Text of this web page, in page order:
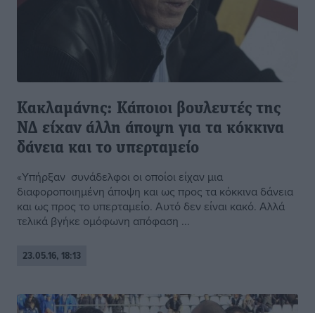
Κακλαμάνης: Κάποιοι βουλευτές της
ΝΔ είχαν άλλη άποψη για τα κόκκινα
δάνεια και το υπερταμείο
«Υπήρξαν συνάδελφοι οι οποίοι είχαν μια
διαφοροποιημένη άποψη και ως προς τα κόκκινα δάνεια
και ως προς το υπερταμείο. Αυτό δεν είναι κακό. Αλλά
τελικά βγήκε ομόφωνη απόφαση ...
23.05.16, 18:13